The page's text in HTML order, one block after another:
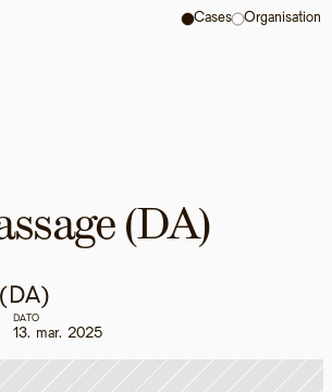
(DA)
(DA)
DATO
13. mar. 2025
Cases Organisation